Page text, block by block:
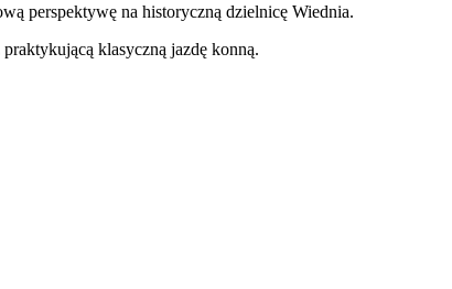
perspektywę na historyczną dzielnicę Wiednia.
klasyczną jazdę konną.